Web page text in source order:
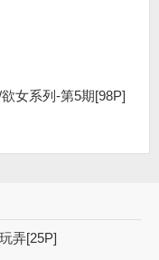
女系列-第5期[98P]
弄[25P]